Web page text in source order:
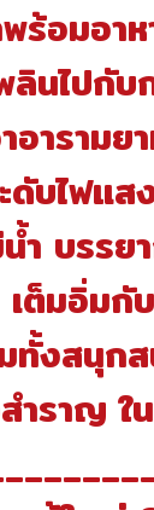
ร้อมอา
ลินไปกั
ารามย
ดับไฟแ
ำ บรรย
ต็มอิ่มกั
ทั้งสนุก
ำราญ ใ